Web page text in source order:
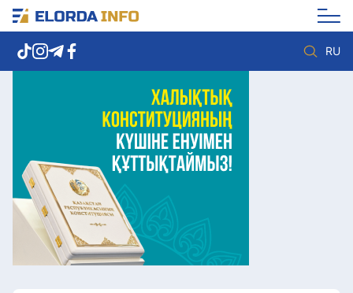
RU
Елорда жаңалықтары
Көзқарас
Саясат
Видео
Әлеумет
Экономика
Спорт
Мәдениет